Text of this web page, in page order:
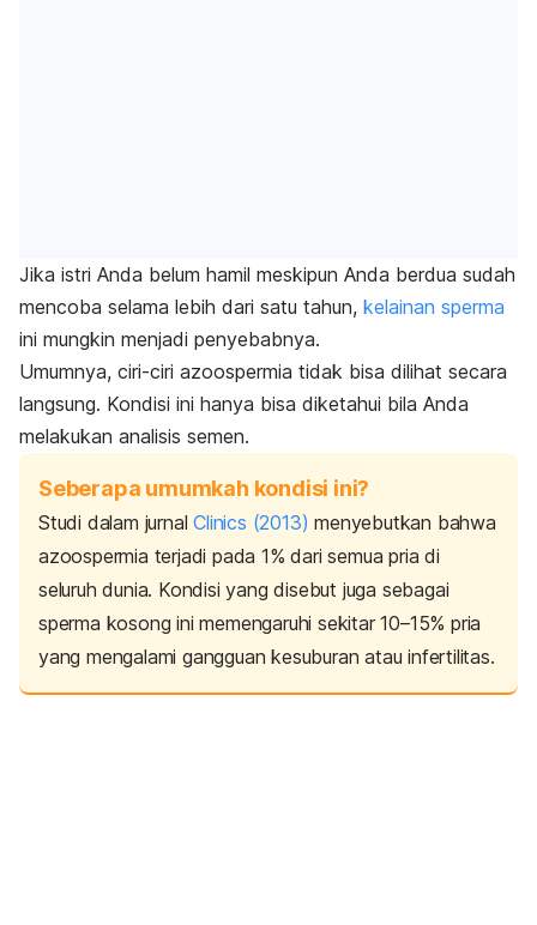
Jika istri Anda belum hamil meskipun Anda berdua sudah
mencoba selama lebih dari satu tahun, kelainan sperma
ini mungkin menjadi penyebabnya.
Umumnya, ciri-ciri azoospermia tidak bisa dilihat secara
langsung. Kondisi ini hanya bisa diketahui bila Anda
melakukan analisis semen.
Seberapa umumkah kondisi ini?
Studi dalam jurnalClinics (2013) menyebutkan bahwa
azoospermia terjadi pada 1% dari semua pria di
seluruh dunia. Kondisi yang disebut juga sebagai
sperma kosong ini memengaruhi sekitar 10–15% pria
yang mengalami gangguan kesuburan atau infertilitas.